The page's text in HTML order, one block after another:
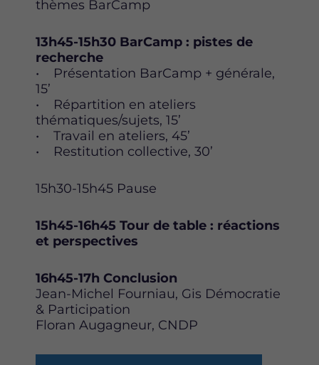
thèmes BarCamp
13h45-15h30 BarCamp : pistes de
recherche
• Présentation BarCamp + générale,
15’
• Répartition en ateliers
thématiques/sujets, 15’
• Travail en ateliers, 45’
• Restitution collective, 30’
15h30-15h45 Pause
15h45-16h45 Tour de table : réactions
et perspectives
16h45-17h Conclusion
Jean-Michel Fourniau, Gis Démocratie
& Participation
Floran Augagneur, CNDP